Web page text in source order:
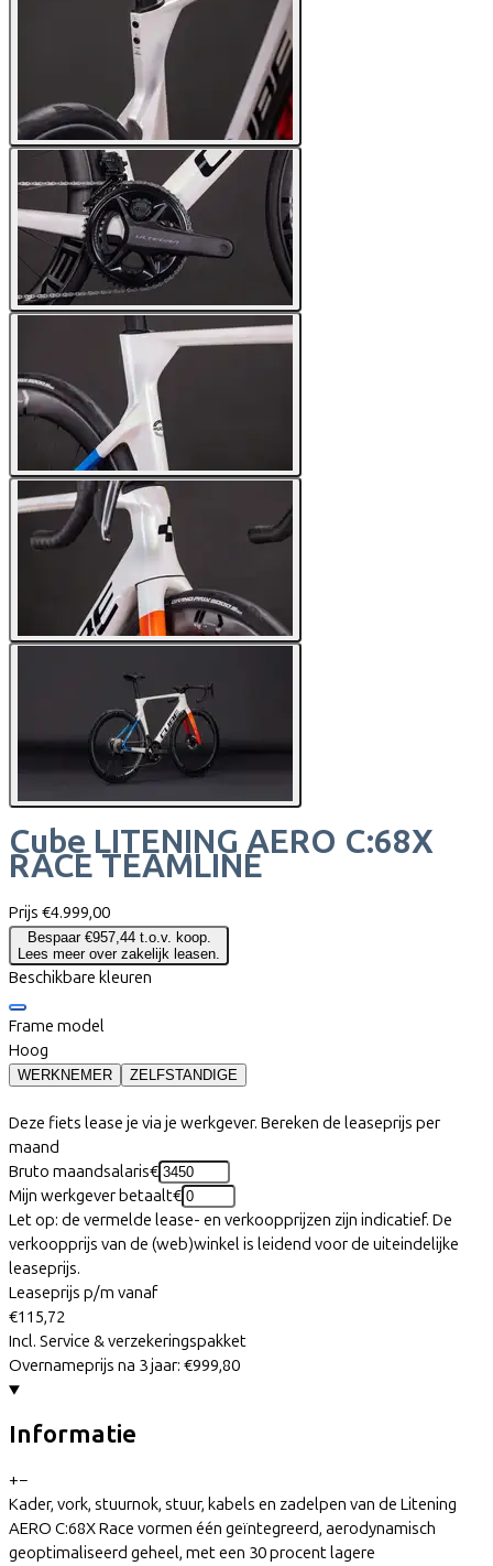
Cube LITENING AERO C:68X
RACE TEAMLINE
Prijs €4.999,00
Bespaar €957,44 t.o.v. koop.
Lees meer over zakelijk leasen.
Beschikbare kleuren
Frame model
Hoog
WERKNEMER ZELFSTANDIGE
Deze fiets lease je via je werkgever. Bereken de leaseprijs per
maand
Bruto maandsalaris€
Mijn werkgever betaalt€
Let op: de vermelde lease- en verkoopprijzen zijn indicatief. De
verkoopprijs van de (web)winkel is leidend voor de uiteindelijke
leaseprijs.
Leaseprijs p/m vanaf
€115,72
Incl. Service & verzekeringspakket
Overnameprijs na 3 jaar: €999,80
Informatie
+−
Kader, vork, stuurnok, stuur, kabels en zadelpen van de Litening
AERO C:68X Race vormen één geïntegreerd, aerodynamisch
geoptimaliseerd geheel, met een 30 procent lagere